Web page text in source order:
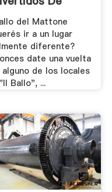
.
del Mattone
ir a un lugar
diferente?
date una vuelta
alguno de los locales
Ballo", ...